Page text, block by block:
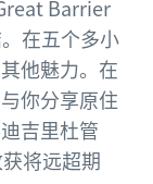
Great Barrier
在五个多小
他魅力。在
你分享原住
吉里杜管
将远超期